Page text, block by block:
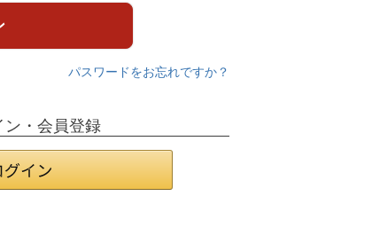
パスワードをお忘れですか？
ン・会員登録